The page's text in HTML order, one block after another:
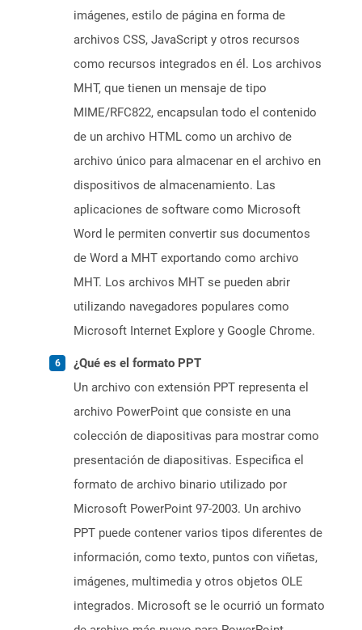
imágenes, estilo de página en forma de
archivos CSS, JavaScript y otros recursos
como recursos integrados en él. Los archivos
MHT, que tienen un mensaje de tipo
MIME/RFC822, encapsulan todo el contenido
de un archivo HTML como un archivo de
archivo único para almacenar en el archivo en
dispositivos de almacenamiento. Las
aplicaciones de software como Microsoft
Word le permiten convertir sus documentos
de Word a MHT exportando como archivo
MHT. Los archivos MHT se pueden abrir
utilizando navegadores populares como
Microsoft Internet Explore y Google Chrome.
¿Qué es el formato PPT
Un archivo con extensión PPT representa el
archivo PowerPoint que consiste en una
colección de diapositivas para mostrar como
presentación de diapositivas. Especifica el
formato de archivo binario utilizado por
Microsoft PowerPoint 97-2003. Un archivo
PPT puede contener varios tipos diferentes de
información, como texto, puntos con viñetas,
imágenes, multimedia y otros objetos OLE
integrados. Microsoft se le ocurrió un formato